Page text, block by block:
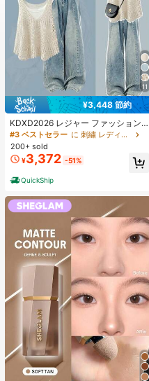
11
¥3,448 節約
KDXD2026 レジャー ファッション
ロングサイズ 夏服 女性 ワイルドス
タイル ボア付きトップス ワイルドス
タイル ロングスカート 3点セット U
Vカット 軽量 通気性 袖付き ヒップ
カバー効果 通気性抜群 サイズ豊富
#3 ベストセラー
に 刺繍 レディースコーデ
200+ sold
¥3,372 -51%
QuickShip